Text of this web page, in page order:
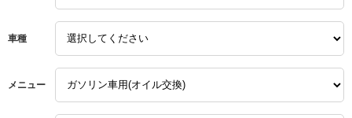
車種
メニュー